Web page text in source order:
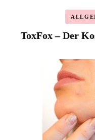
ToxFox – Der